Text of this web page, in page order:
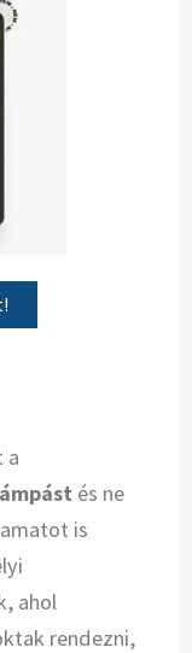
a
és ne
is
ahol
rendezni,